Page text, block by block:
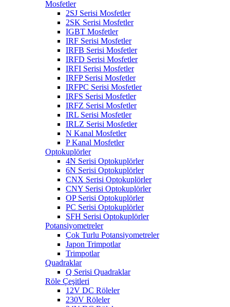
Mosfetler
2SJ Serisi Mosfetler
2SK Serisi Mosfetler
IGBT Mosfetler
IRF Serisi Mosfetler
IRFB Serisi Mosfetler
IRFD Serisi Mosfetler
IRFI Serisi Mosfetler
IRFP Serisi Mosfetler
IRFPC Serisi Mosfetler
IRFS Serisi Mosfetler
IRFZ Serisi Mosfetler
IRL Serisi Mosfetler
IRLZ Serisi Mosfetler
N Kanal Mosfetler
P Kanal Mosfetler
Optokuplörler
4N Serisi Optokuplörler
6N Serisi Optokuplörler
CNX Serisi Optokuplörler
CNY Serisi Optokuplörler
OP Serisi Optokuplörler
PC Serisi Optokuplörler
SFH Serisi Optokuplörler
Potansiyometreler
Çok Turlu Potansiyometreler
Japon Trimpotlar
Trimpotlar
Quadraklar
Q Serisi Quadraklar
Röle Çeşitleri
12V DC Röleler
230V Röleler